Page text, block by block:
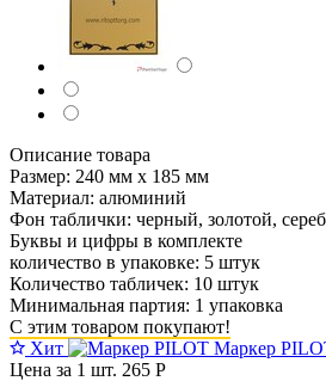
Описание товара
Размер: 240 мм х 185 мм
Материал: алюминий
Фон таблички: черный, золотой,
Буквы и цифры в комплекте
количество в упаковке: 5 штук
Количество табличек: 10 штук
Минимальная партия: 1 упаковка
С этим товаром покупают!
Хит
Маркер
Цена за 1 шт. 265 Р